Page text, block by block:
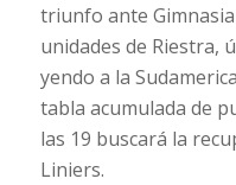
triunfo ante
unidades de Riestra,
yendo a la
tabla acumulada de
las 19 buscará la
Liniers.